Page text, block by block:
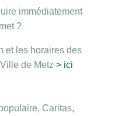
immédiatement
?
et les horaires des
de Metz > ici
Caritas,